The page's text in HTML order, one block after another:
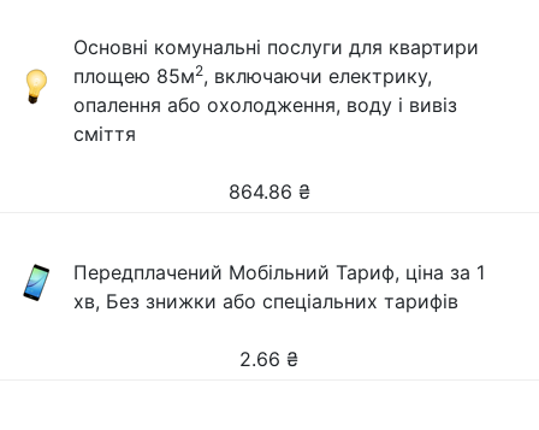
Основні комунальні послуги для квартири
площею 85м2, включаючи електрику,
опалення або охолодження, воду і вивіз
сміття
864.86 ₴
Передплачений Мобільний Тариф, ціна за 1
хв, Без знижки або спеціальних тарифів
2.66 ₴